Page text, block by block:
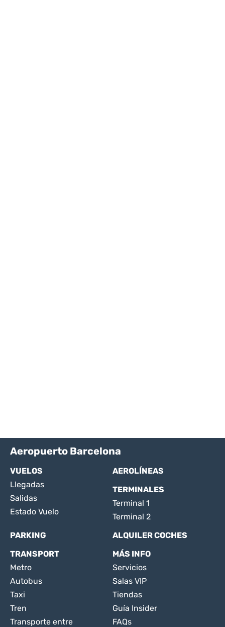
Aeropuerto Barcelona
VUELOS
Llegadas
Salidas
Estado Vuelo
AEROLÍNEAS
TERMINALES
Terminal 1
Terminal 2
PARKING
ALQUILER COCHES
TRANSPORT
Metro
Autobus
Taxi
Tren
Transporte entre
MÁS INFO
Servicios
Salas VIP
Tiendas
Guía Insider
FAQs